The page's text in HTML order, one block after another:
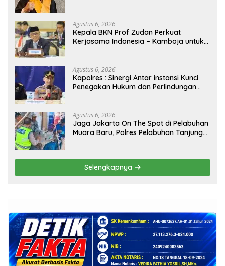
Agustus 6, 2026
Kepala BKN Prof Zudan Perkuat
Kerjasama Indonesia – Kamboja untuk
Agustus 6, 2026
Kapolres : Sinergi Antar instansi Kunci
Penegakan Hukum dan Perlindungan
Davidson Bekas.
Agustus 6, 2026
Jaga Jakarta On The Spot di Pelabuhan
Muara Baru, Polres Pelabuhan Tanjung
Selengkapnya